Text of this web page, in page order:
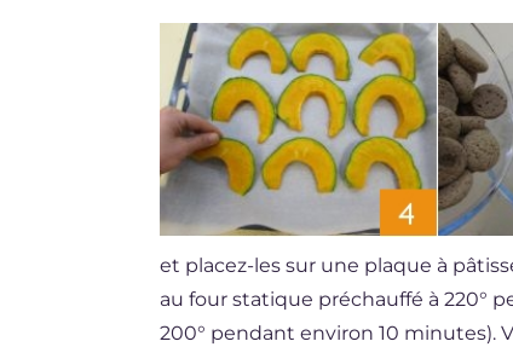
et placez-les sur une plaque à
au four statique préchauffé à 220°
200° pendant environ 10 minutes).